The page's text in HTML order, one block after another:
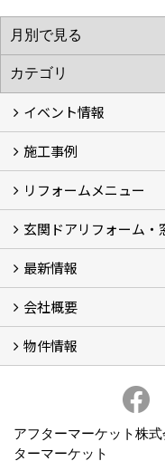
イベント情報
イベント予告
イベント報告
施工事例
フォトギャラリー
BeforeAfter (29)
お客様の声
リフォームメニュー
リフォームの流れ
窓リフォーム (3)
玄関ドアリフォーム
キッチンリフォーム
浴室リフォーム (3)
トイレリフォーム (5)
洗面リフォーム (2)
マンションリフォー
収納リフォーム
カーポート工事
風除室工事
ウッドデッキ・タイ
エクステリア工事 (2)
内装リフォーム
雨樋設置・修繕
外壁張替・塗装 (2)
エアコン取付工事
玄関ドアリフォーム・
玄関ドアリフォーム
内窓交換・外窓交換・
最新情報
補助金情報
各種キャンペーン (2)
会社概要
会社概要
コンセプト
アクセス
スタッフ紹介
スタッフブログ
プライバシーポリシー
アフターメンテナンス
お客様サポート
事業紹介
物件情報
アフターマーケット株
ターマーケット